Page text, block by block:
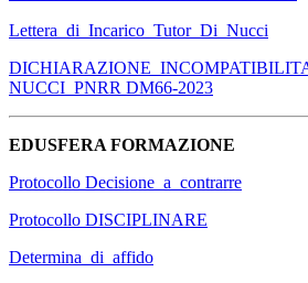
Lettera_di_Incarico_Tutor_Di_Nucci
NUCCI_PNRR DM66-2023
EDUSFERA FORMAZIONE
Protocollo Decisione_a_contrarre
Protocollo DISCIPLINARE
Determina_di_affido